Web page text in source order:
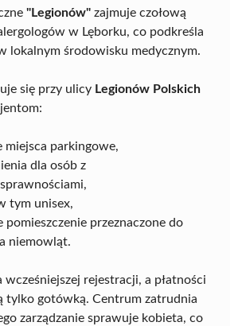
"Legionów" zajmuje czołową
w Lęborku, co podkreśla
lokalnym środowisku medycznym.
się przy ulicy Legionów Polskich
miejsca parkingowe,
dla osób z
tym unisex,
pomieszczenie przeznaczone do
niemowląt.
rejestracji, a płatności
tylko gotówką. Centrum zatrudnia
zarządzanie sprawuje kobieta, co